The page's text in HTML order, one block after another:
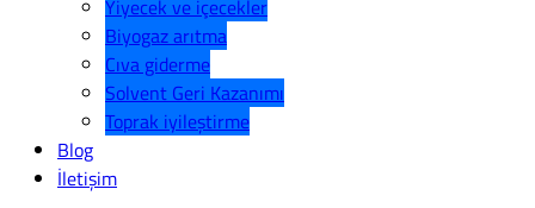
Yiyecek ve içecekler
Biyogaz arıtma
Cıva giderme
Solvent Geri Kazanımı
Toprak iyileştirme
Blog
İletişim